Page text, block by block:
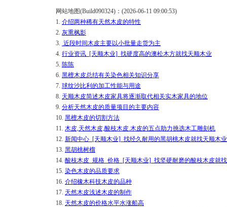
网站地图(Build090324)：(2026-06-11 09:00:53)
1. 介绍两种稀有天然木皮的特性
2. 灰熏枫影
3. 近段时间木皮主要以小批量走货为主
4. 行业资讯_[天顺木业]_找硬度高的澳松木方就找天顺木业
5. 陈陈
6. 黑檀木皮总结有关染色相关知识分享
7. 球纹沙比利的加工性能与用途
8. 天顺木皮简述木皮家具将逐渐取代相关实木家具的地位
9. 分析天然木皮的质量项目的主要内容
10. 黑檀木皮的切割方法
11. 木皮,天然木皮,酸枝木皮.木皮的五点助力挑选木工雕刻机
12. 新闻中心_[天顺木业]_找经久耐用的黑胡桃木皮就找天顺木业
13. 黑胡桃树榴
14. 酸枝木皮_规格_价格_[天顺木业]_找坚硬耐磨的酸枝木皮就
15. 染色木皮的品质要求
16. 介绍橡木科技木皮的品种
17. 天然木皮浅述木皮的制作
18. 天然木皮的价格水平水涨船高